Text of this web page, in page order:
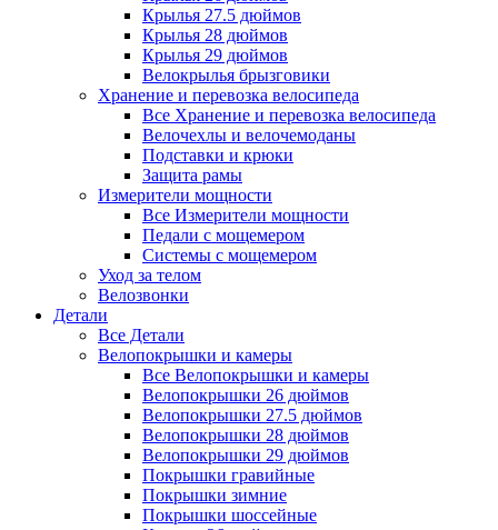
Крылья 27.5 дюймов
Крылья 28 дюймов
Крылья 29 дюймов
Велокрылья брызговики
Хранение и перевозка велосипеда
Все Хранение и перевозка велосипеда
Велочехлы и велочемоданы
Подставки и крюки
Защита рамы
Измерители мощности
Все Измерители мощности
Педали с мощемером
Системы с мощемером
Уход за телом
Велозвонки
Детали
Все Детали
Велопокрышки и камеры
Все Велопокрышки и камеры
Велопокрышки 26 дюймов
Велопокрышки 27.5 дюймов
Велопокрышки 28 дюймов
Велопокрышки 29 дюймов
Покрышки гравийные
Покрышки зимние
Покрышки шоссейные